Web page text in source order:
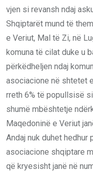
vjen si revansh ndaj
Shqiptarët mund të
e Veriut, Mal të Zi, në
komuna të cilat duke u
përkëdheljen ndaj
asociacione në shtetet
rreth 6% të popullsisë
shumë mbështetje
Maqedoninë e Veriut
Andaj nuk duhet
asociacione shqiptare
që kryesisht janë në